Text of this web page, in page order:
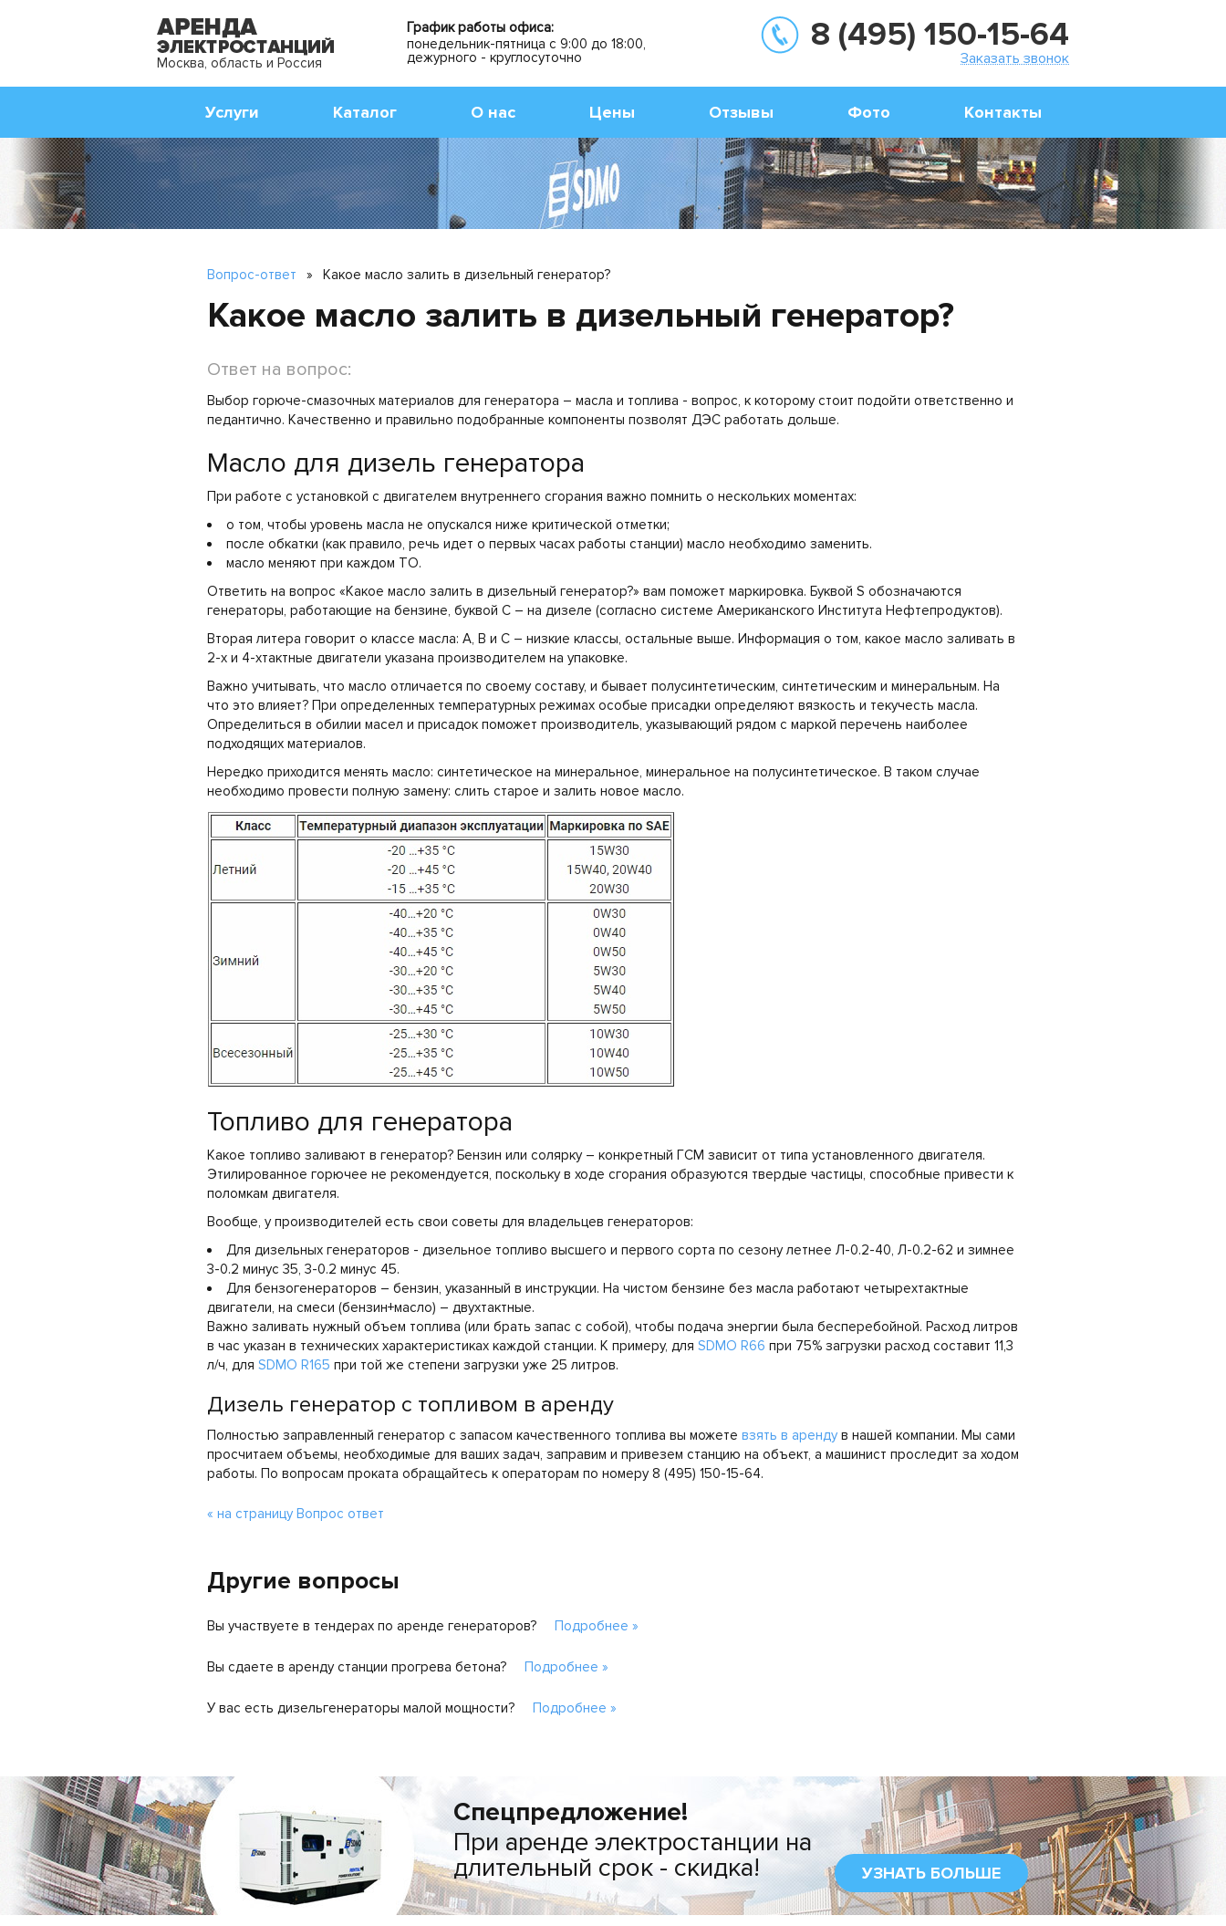
Москва, область и Россия
График работы офиса:
понедельник-пятница с 9:00 до 18:00,
дежурного - круглосуточно
8 (495) 150-15-64
Заказать звонок
Услуги Каталог О нас Цены Отзывы Фото Контакты
Вопрос-ответ » Какое масло залить в дизельный генератор?
Какое масло залить в дизельный генератор?
Ответ на вопрос:
Выбор горюче-смазочных материалов для генератора – масла и топлива - вопрос, к которому стоит подойти ответственно и
педантично. Качественно и правильно подобранные компоненты позволят ДЭС работать дольше.
Масло для дизель генератора
При работе с установкой с двигателем внутреннего сгорания важно помнить о нескольких моментах:
о том, чтобы уровень масла не опускался ниже критической отметки;
после обкатки (как правило, речь идет о первых часах работы станции) масло необходимо заменить.
масло меняют при каждом ТО.
Ответить на вопрос «Какое масло залить в дизельный генератор?» вам поможет маркировка. Буквой S обозначаются
генераторы, работающие на бензине, буквой C – на дизеле (согласно системе Американского Института Нефтепродуктов).
Вторая литера говорит о классе масла: А, В и С – низкие классы, остальные выше. Информация о том, какое масло заливать в
2-х и 4-хтактные двигатели указана производителем на упаковке.
Важно учитывать, что масло отличается по своему составу, и бывает полусинтетическим, синтетическим и минеральным. На
что это влияет? При определенных температурных режимах особые присадки определяют вязкость и текучесть масла.
Определиться в обилии масел и присадок поможет производитель, указывающий рядом с маркой перечень наиболее
подходящих материалов.
Нередко приходится менять масло: синтетическое на минеральное, минеральное на полусинтетическое. В таком случае
необходимо провести полную замену: слить старое и залить новое масло.
Топливо для генератора
Какое топливо заливают в генератор? Бензин или солярку – конкретный ГСМ зависит от типа установленного двигателя.
Этилированное горючее не рекомендуется, поскольку в ходе сгорания образуются твердые частицы, способные привести к
поломкам двигателя.
Вообще, у производителей есть свои советы для владельцев генераторов:
Для дизельных генераторов - дизельное топливо высшего и первого сорта по сезону летнее Л-0.2-40, Л-0.2-62 и зимнее
3-0.2 минус 35, 3-0.2 минус 45.
Для бензогенераторов – бензин, указанный в инструкции. На чистом бензине без масла работают четырехтактные
двигатели, на смеси (бензин+масло) – двухтактные.
Важно заливать нужный объем топлива (или брать запас с собой), чтобы подача энергии была бесперебойной. Расход литров
в час указан в технических характеристиках каждой станции. К примеру, для SDMO R66 при 75% загрузки расход составит 11,3
л/ч, для SDMO R165 при той же степени загрузки уже 25 литров.
Дизель генератор с топливом в аренду
Полностью заправленный генератор с запасом качественного топлива вы можете взять в аренду в нашей компании. Мы сами
просчитаем объемы, необходимые для ваших задач, заправим и привезем станцию на объект, а машинист проследит за ходом
работы. По вопросам проката обращайтесь к операторам по номеру 8 (495) 150-15-64.
« на страницу Вопрос ответ
Другие вопросы
Вы участвуете в тендерах по аренде генераторов? Подробнее »
Вы сдаете в аренду станции прогрева бетона? Подробнее »
У вас есть дизельгенераторы малой мощности? Подробнее »
Спецпредложение!
При аренде электростанции на
длительный срок - скидка!
УЗНАТЬ БОЛЬШЕ